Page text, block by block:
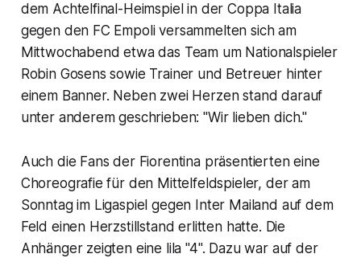
dem Achtelfinal-Heimspiel in der Coppa Italia
gegen den FC Empoli versammelten sich am
Mittwochabend etwa das Team um Nationalspieler
Robin Gosens sowie Trainer und Betreuer hinter
einem Banner. Neben zwei Herzen stand darauf
unter anderem geschrieben: "Wir lieben dich."
Auch die Fans der Fiorentina präsentierten eine
Choreografie für den Mittelfeldspieler, der am
Sonntag im Ligaspiel gegen Inter Mailand auf dem
Feld einen Herzstillstand erlitten hatte. Die
Anhänger zeigten eine lila "4". Dazu war auf der